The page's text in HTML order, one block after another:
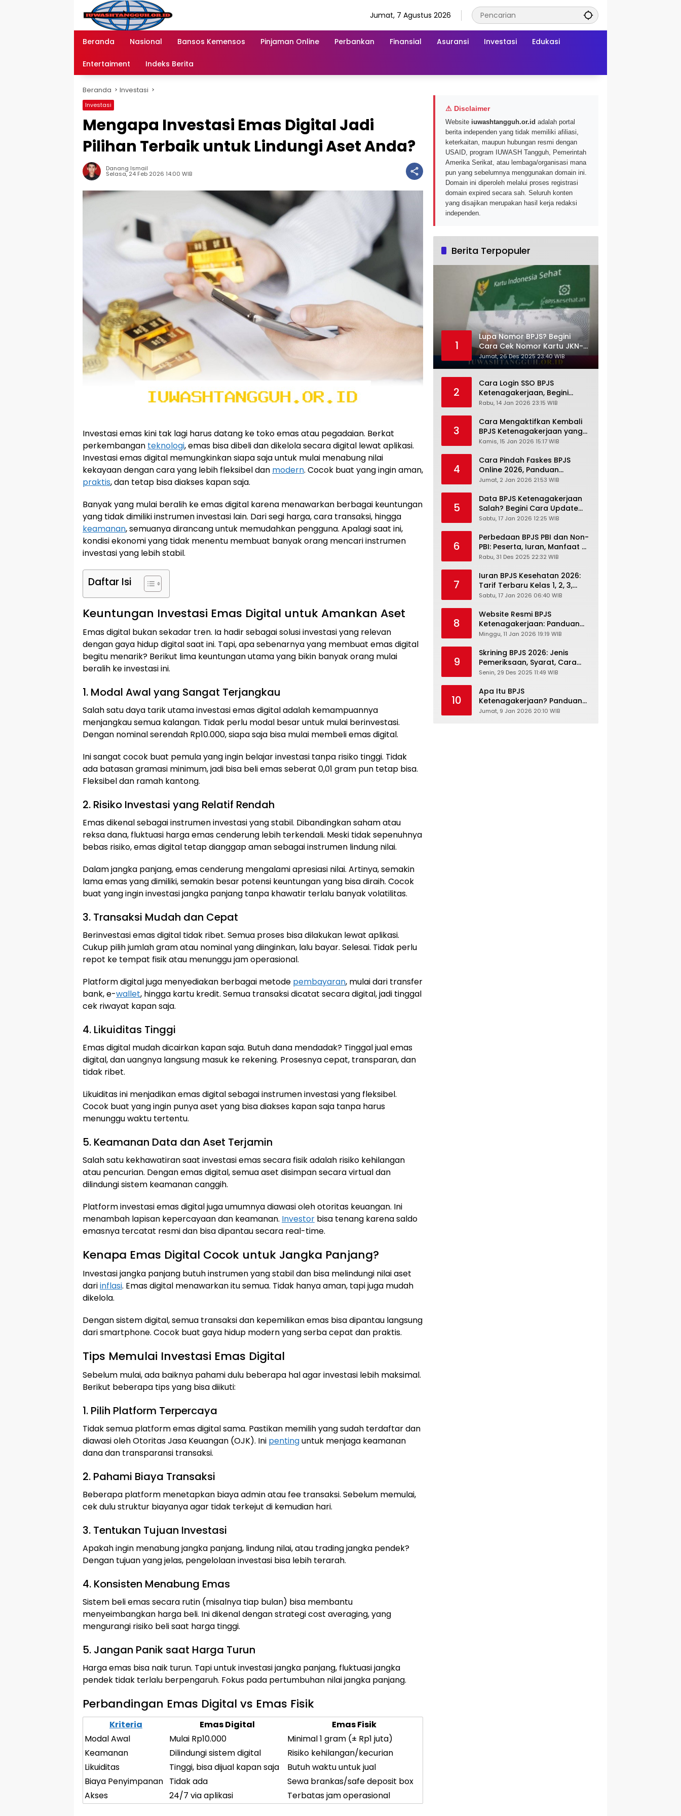
Jumat, 7 Agustus 2026
Beranda Nasional Bansos Kemensos Pinjaman Online Perbankan Finansial Asuransi Investasi Edukasi
Entertaiment Indeks Berita
Beranda Investasi
Investasi
Mengapa Investasi Emas Digital Jadi
Pilihan Terbaik untuk Lindungi Aset Anda?
Danang Ismail
Selasa, 24 Feb 2026 14:00 WIB
Investasi emas kini tak lagi harus datang ke toko emas atau pegadaian. Berkat
perkembangan teknologi, emas bisa dibeli dan dikelola secara digital lewat aplikasi.
Investasi emas digital memungkinkan siapa saja untuk mulai menabung nilai
kekayaan dengan cara yang lebih fleksibel dan modern. Cocok buat yang ingin aman,
praktis, dan tetap bisa diakses kapan saja.
Banyak yang mulai beralih ke emas digital karena menawarkan berbagai keuntungan
yang tidak dimiliki instrumen investasi lain. Dari segi harga, cara transaksi, hingga
keamanan, semuanya dirancang untuk memudahkan pengguna. Apalagi saat ini,
kondisi ekonomi yang tidak menentu membuat banyak orang mencari instrumen
investasi yang lebih stabil.
Daftar Isi
Keuntungan Investasi Emas Digital untuk Amankan Aset
Emas digital bukan sekadar tren. Ia hadir sebagai solusi investasi yang relevan
dengan gaya hidup digital saat ini. Tapi, apa sebenarnya yang membuat emas digital
begitu menarik? Berikut lima keuntungan utama yang bikin banyak orang mulai
beralih ke investasi ini.
1. Modal Awal yang Sangat Terjangkau
Salah satu daya tarik utama investasi emas digital adalah kemampuannya
menjangkau semua kalangan. Tidak perlu modal besar untuk mulai berinvestasi.
Dengan nominal serendah Rp10.000, siapa saja bisa mulai membeli emas digital.
Ini sangat cocok buat pemula yang ingin belajar investasi tanpa risiko tinggi. Tidak
ada batasan gramasi minimum, jadi bisa beli emas seberat 0,01 gram pun tetap bisa.
Fleksibel dan ramah kantong.
2. Risiko Investasi yang Relatif Rendah
Emas dikenal sebagai instrumen investasi yang stabil. Dibandingkan saham atau
reksa dana, fluktuasi harga emas cenderung lebih terkendali. Meski tidak sepenuhnya
bebas risiko, emas digital tetap dianggap aman sebagai instrumen lindung nilai.
Dalam jangka panjang, emas cenderung mengalami apresiasi nilai. Artinya, semakin
lama emas yang dimiliki, semakin besar potensi keuntungan yang bisa diraih. Cocok
buat yang ingin investasi jangka panjang tanpa khawatir terlalu banyak volatilitas.
3. Transaksi Mudah dan Cepat
Berinvestasi emas digital tidak ribet. Semua proses bisa dilakukan lewat aplikasi.
Cukup pilih jumlah gram atau nominal yang diinginkan, lalu bayar. Selesai. Tidak perlu
repot ke tempat fisik atau menunggu jam operasional.
Platform digital juga menyediakan berbagai metode pembayaran, mulai dari transfer
bank, e-wallet, hingga kartu kredit. Semua transaksi dicatat secara digital, jadi tinggal
cek riwayat kapan saja.
4. Likuiditas Tinggi
Emas digital mudah dicairkan kapan saja. Butuh dana mendadak? Tinggal jual emas
digital, dan uangnya langsung masuk ke rekening. Prosesnya cepat, transparan, dan
tidak ribet.
Likuiditas ini menjadikan emas digital sebagai instrumen investasi yang fleksibel.
Cocok buat yang ingin punya aset yang bisa diakses kapan saja tanpa harus
menunggu waktu tertentu.
5. Keamanan Data dan Aset Terjamin
Salah satu kekhawatiran saat investasi emas secara fisik adalah risiko kehilangan
atau pencurian. Dengan emas digital, semua aset disimpan secara virtual dan
dilindungi sistem keamanan canggih.
Platform investasi emas digital juga umumnya diawasi oleh otoritas keuangan. Ini
menambah lapisan kepercayaan dan keamanan. Investor bisa tenang karena saldo
emasnya tercatat resmi dan bisa dipantau secara real-time.
Kenapa Emas Digital Cocok untuk Jangka Panjang?
Investasi jangka panjang butuh instrumen yang stabil dan bisa melindungi nilai aset
dariinflasi. Emas digital menawarkan itu semua. Tidak hanya aman, tapi juga mudah
dikelola.
Dengan sistem digital, semua transaksi dan kepemilikan emas bisa dipantau langsung
dari smartphone. Cocok buat gaya hidup modern yang serba cepat dan praktis.
Tips Memulai Investasi Emas Digital
Sebelum mulai, ada baiknya pahami dulu beberapa hal agar investasi lebih maksimal.
Berikut beberapa tips yang bisa diikuti:
1. Pilih Platform Terpercaya
Tidak semua platform emas digital sama. Pastikan memilih yang sudah terdaftar dan
diawasi oleh Otoritas Jasa Keuangan (OJK). Ini pentinguntuk menjaga keamanan
dana dan transparansi transaksi.
2. Pahami Biaya Transaksi
Beberapa platform menetapkan biaya admin atau fee transaksi. Sebelum memulai,
cek dulu struktur biayanya agar tidak terkejut di kemudian hari.
3. Tentukan Tujuan Investasi
Apakah ingin menabung jangka panjang, lindung nilai, atau trading jangka pendek?
Dengan tujuan yang jelas, pengelolaan investasi bisa lebih terarah.
4. Konsisten Menabung Emas
Sistem beli emas secara rutin (misalnya tiap bulan) bisa membantu
menyeimbangkan harga beli. Ini dikenal dengan strategi cost averaging, yang
mengurangi risiko beli saat harga tinggi.
5. Jangan Panik saat Harga Turun
Harga emas bisa naik turun. Tapi untuk investasi jangka panjang, fluktuasi jangka
pendek tidak terlalu berpengaruh. Fokus pada pertumbuhan nilai jangka panjang.
Perbandingan Emas Digital vs Emas Fisik
Kriteria Emas Digital
Emas Fisik
Modal Awal
Mulai Rp10.000
Minimal 1 gram (± Rp1 juta)
Keamanan
Dilindungi sistem digital
Risiko kehilangan/kecurian
Likuiditas
Tinggi, bisa dijual kapan saja
Butuh waktu untuk jual
Biaya Penyimpanan Tidak ada
Sewa brankas/safe deposit box
Akses
24/7 via aplikasi Terbatas jam operasional
⚠ Disclaimer
Website iuwashtangguh.or.id adalah portal
berita independen yang tidak memiliki afiliasi,
keterkaitan, maupun hubungan resmi dengan
USAID, program IUWASH Tangguh, Pemerintah
Amerika Serikat, atau lembaga/organisasi mana
pun yang sebelumnya menggunakan domain ini.
Domain ini diperoleh melalui proses registrasi
domain expired secara sah. Seluruh konten
yang disajikan merupakan hasil kerja redaksi
independen.
Berita Terpopuler
1
Lupa Nomor BPJS? Begini
Cara Cek Nomor Kartu JKN-
KIS dengan NIK KTP
Jumat, 26 Des 2025 23:40 WIB
2
Cara Login SSO BPJS
Ketenagakerjaan, Begini
Tutorial Lengkap dan
Rabu, 14 Jan 2026 23:15 WIB
3
Cara Mengaktifkan Kembali
BPJS Ketenagakerjaan yang
Nonaktif, Begini Panduan
Kamis, 15 Jan 2026 15:17 WIB
4
Cara Pindah Faskes BPJS
Online 2026, Panduan
Lengkap via Mobile JKN,
Cabang
Jumat, 2 Jan 2026 21:53 WIB
5
Data BPJS Ketenagakerjaan
Salah? Begini Cara Update
Rekening, Alamat, HP di JMO
Sabtu, 17 Jan 2026 12:25 WIB
6
Perbedaan BPJS PBI dan Non-
PBI: Peserta, Iuran, Manfaat &
Masa Berlaku Terbaru 2026
Rabu, 31 Des 2025 22:32 WIB
7
Iuran BPJS Kesehatan 2026:
Tarif Terbaru Kelas 1, 2, 3,
Cara Bayar, Denda &
JKN-KIS
Sabtu, 17 Jan 2026 06:40 WIB
8
Website Resmi BPJS
Ketenagakerjaan: Panduan
Lengkap Akses dan Fitur
Minggu, 11 Jan 2026 19:19 WIB
9
Skrining BPJS 2026: Jenis
Pemeriksaan, Syarat, Cara
Daftar & Cek Riwayat
Senin, 29 Des 2025 11:49 WIB
10
Apa Itu BPJS
Ketenagakerjaan? Panduan
Lengkap untuk Pekerja dan
Jumat, 9 Jan 2026 20:10 WIB